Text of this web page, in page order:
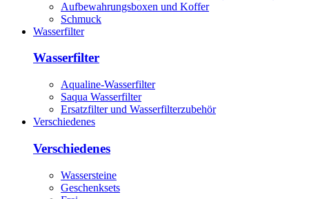
Aufbewahrungsboxen und Koffer
Schmuck
Wasserfilter
Wasserfilter
Aqualine-Wasserfilter
Saqua Wasserfilter
Ersatzfilter und Wasserfilterzubehör
Verschiedenes
Verschiedenes
Wassersteine
Geschenksets